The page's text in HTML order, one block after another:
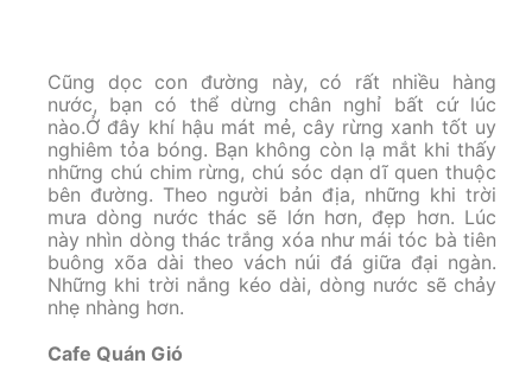
Cũng dọc con đường này, có rất nhiều hàng
nước, bạn có thể dừng chân nghỉ bất cứ lúc
nào.Ở đây khí hậu mát mẻ, cây rừng xanh tốt uy
nghiêm tỏa bóng. Bạn không còn lạ mắt khi thấy
những chú chim rừng, chú sóc dạn dĩ quen thuộc
bên đường. Theo người bản địa, những khi trời
mưa dòng nước thác sẽ lớn hơn, đẹp hơn. Lúc
này nhìn dòng thác trắng xóa như mái tóc bà tiên
buông xõa dài theo vách núi đá giữa đại ngàn.
Những khi trời nắng kéo dài, dòng nước sẽ chảy
nhẹ nhàng hơn.
Cafe Quán Gió